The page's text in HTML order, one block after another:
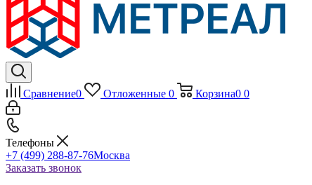
Сравнение0 Отложенные 0 Корзина0 0
Телефоны
+7 (499) 288-87-76Москва
Заказать звонок